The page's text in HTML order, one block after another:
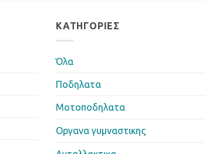
ΚΑΤΗΓΟΡΊΕΣ
Όλα
Ποδηλατα
Μοτοποδηλατα
Οργανα γυμναστικης